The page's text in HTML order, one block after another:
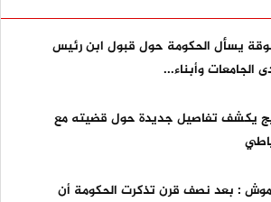
يسأل الحكومة حول قبول ابن رئيس
الجامعات وأبناء...
يكشف تفاصيل جديدة حول قضيته مع
: بعد نصف قرن تذكرت الحكومة أن